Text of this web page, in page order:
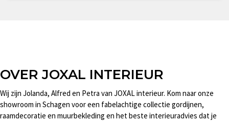
OVER JOXAL INTERIEUR
Wij zijn Jolanda, Alfred en Petra van JOXAL interieur. Kom naar onze
showroom in Schagen voor een fabelachtige collectie gordijnen,
raamdecoratie en muurbekleding en het beste interieuradvies dat je